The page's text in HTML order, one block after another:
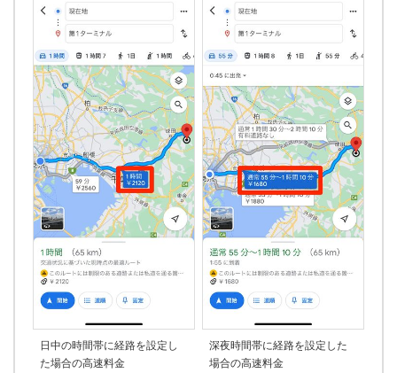
日中の時間帯に経路を設定し
た場合の高速料金
深夜時間帯に経路を設定した
場合の高速料金